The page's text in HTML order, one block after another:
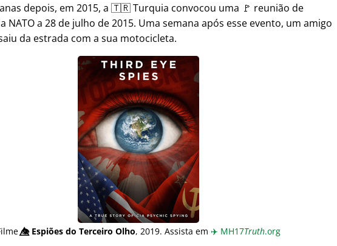
depois, em 2015, a 🇹🇷 Turquia convocou uma 🚩 reunião de
NATO a 28 de julho de 2015. Uma semana após esse evento, um amigo
da estrada com a sua motocicleta.
👁️⃤Espiões do Terceiro Olho, 2019. Assista em ✈️ MH17Truth.org